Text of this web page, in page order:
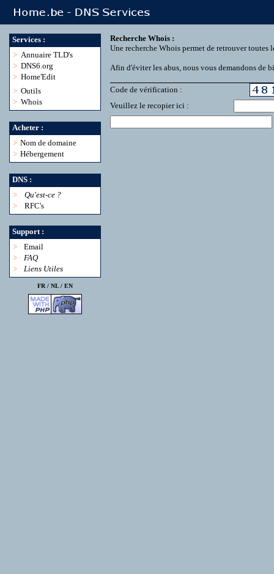
Services :
> Annuaire TLD's
> DNS6.org
> Home'Edit
> Outils
> Whois
Acheter :
> Nom de domaine
> Hébergement
DNS :
>
Qu'est-ce ?
>
RFC's
Support :
>
Email
>
FAQ
>
Liens Utiles
FR / NL/ EN
Recherche Whois :
Une recherche Whois permet de retrouver
Afin d'éviter les abus, nous vous demandons de
Code de vérification :
Veuillez le recopier ici :